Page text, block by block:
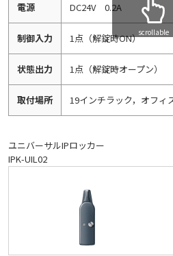
電源 DC24V 0.2A
制御入力 1点（解錠時ON）
状態出力 1点（解錠時オープン）
取付場所 19インチラック，オフィ
scrollable
ユニバーサルIPロッカー
IPK-UIL02